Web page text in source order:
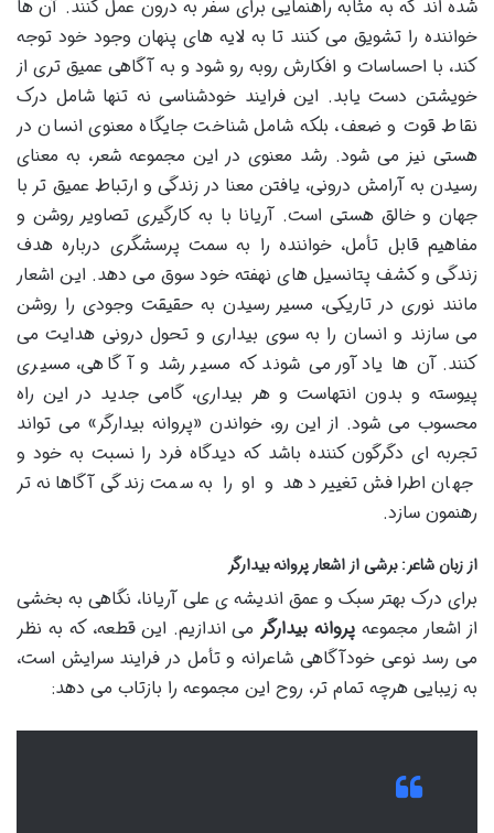
شده اند که به مثابه راهنمایی برای سفر به درون عمل کنند. آن ها
خواننده را تشویق می کنند تا به لایه های پنهان وجود خود توجه
کند، با احساسات و افکارش روبه رو شود و به آگاهی عمیق تری از
خویشتن دست یابد. این فرایند خودشناسی نه تنها شامل درک
نقاط قوت و ضعف، بلکه شامل شناخت جایگاه معنوی انسان در
هستی نیز می شود. رشد معنوی در این مجموعه شعر، به معنای
رسیدن به آرامش درونی، یافتن معنا در زندگی و ارتباط عمیق تر با
جهان و خالق هستی است. آریانا با به کارگیری تصاویر روشن و
مفاهیم قابل تأمل، خواننده را به سمت پرسشگری درباره هدف
زندگی و کشف پتانسیل های نهفته خود سوق می دهد. این اشعار
مانند نوری در تاریکی، مسیر رسیدن به حقیقت وجودی را روشن
می سازند و انسان را به سوی بیداری و تحول درونی هدایت می
کنند. آن ها یادآور می شوند که مسیر رشد و آگاهی، مسیری
پیوسته و بدون انتهاست و هر بیداری، گامی جدید در این راه
محسوب می شود. از این رو، خواندن «پروانه بیدارگر» می تواند
تجربه ای دگرگون کننده باشد که دیدگاه فرد را نسبت به خود و
جهان اطرافش تغییر دهد و او را به سمت زندگی آگاهانه تر
رهنمون سازد.
از زبان شاعر: برشی از اشعار پروانه بیدارگر
برای درک بهتر سبک و عمق اندیشه ی علی آریانا، نگاهی به بخشی
از اشعار مجموعه پروانه بیدارگر می اندازیم. این قطعه، که به نظر
می رسد نوعی خودآگاهی شاعرانه و تأمل در فرایند سرایش است،
به زیبایی هرچه تمام تر، روح این مجموعه را بازتاب می دهد: